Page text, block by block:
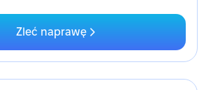
Zleć naprawę